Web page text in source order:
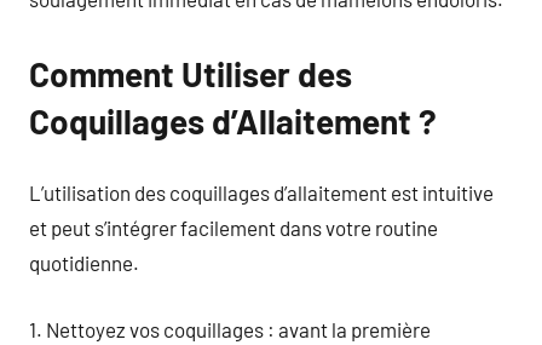
Comment Utiliser des
Coquillages d’Allaitement ?
L’utilisation des coquillages d’allaitement est intuitive
et peut s’intégrer facilement dans votre routine
quotidienne.
1. Nettoyez vos coquillages : avant la première